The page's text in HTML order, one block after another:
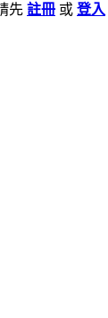
先 註冊 或 登入